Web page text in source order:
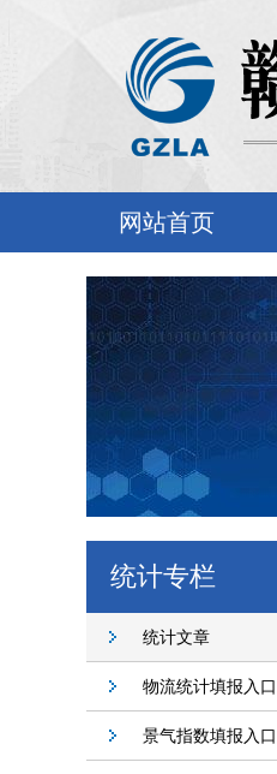
网站首页
统计专栏
统计文章
物流统计填报入口
景气指数填报入口